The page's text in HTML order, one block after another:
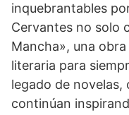
inquebrantables
Cervantes no solo
Mancha», una
literaria para
legado de novelas,
continúan